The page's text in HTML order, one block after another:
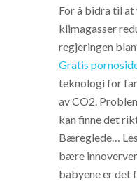
For å bidra til
klimagasser
regjeringen
Gratis
teknologi for
av CO2.
kan finne det
Bæreglede…
bære
babyene er